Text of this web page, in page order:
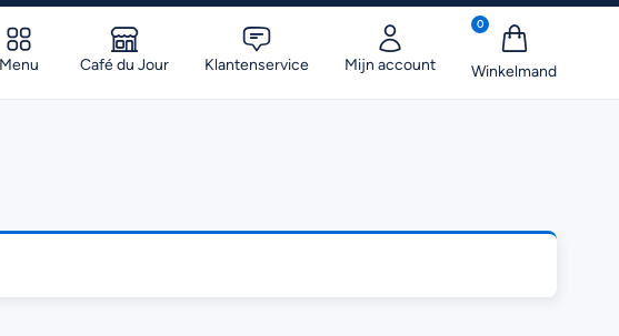
Menu Café du Jour Klantenservice Mijn account
0